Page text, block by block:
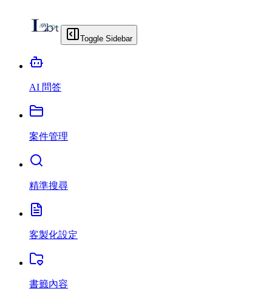
Toggle Sidebar
AI 問答
案件管理
精準搜尋
客製化設定
書籤內容